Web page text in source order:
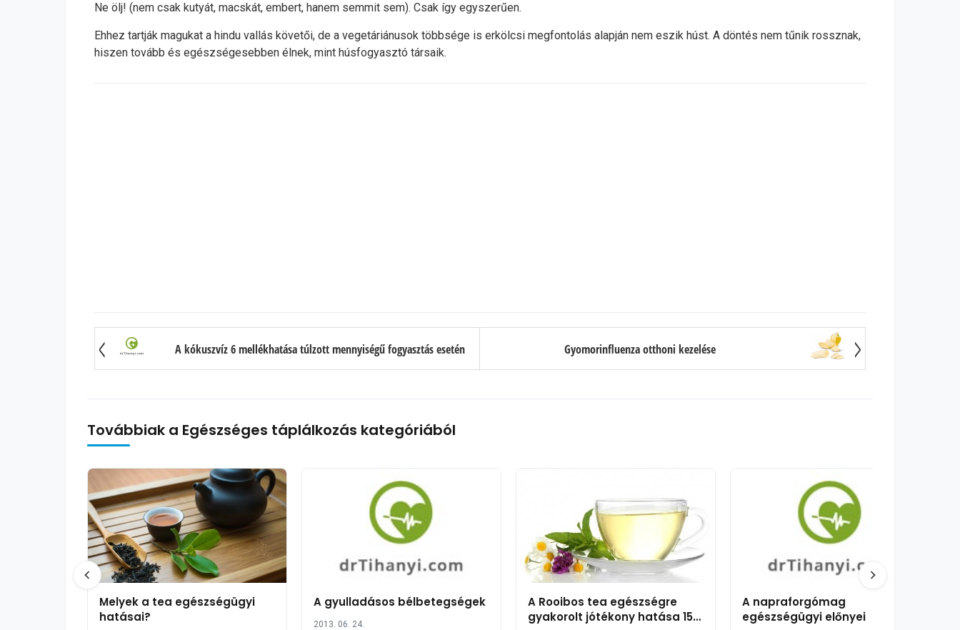
Ne ölj! (nem csak kutyát, macskát, embert, hanem semmit sem). Csak így egyszerűen.
Ehhez tartják magukat a hindu vallás követői, de a vegetáriánusok többsége is erkölcsi megfontolás alapján nem eszik húst. A döntés nem tűnik rossznak,
hiszen tovább és egészségesebben élnek, mint húsfogyasztó társaik.
A kókuszvíz 6 mellékhatása túlzott mennyiségű fogyasztás esetén Gyomorinfluenza otthoni kezelése
Továbbiak a Egészséges táplálkozás kategóriából
Melyek a tea egészségügyi
hatásai?
A gyulladásos bélbetegségek
2013. 06. 24.
A Rooibos tea egészségre
gyakorolt jótékony hatása 15
A napraforgómag
egészségügyi előnyei